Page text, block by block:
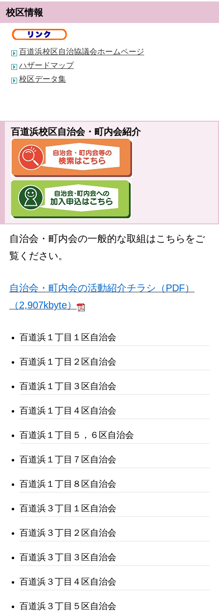
校区情報
百道浜校区自治協議会ホームページ
ハザードマップ
校区データ集
百道浜校区自治会・町内会紹介
自治会・町内会の一般的な取組はこちらをご
覧ください。
自治会・町内会の活動紹介チラシ（PDF）
（2,907kbyte）
百道浜１丁目１区自治会
百道浜１丁目２区自治会
百道浜１丁目３区自治会
百道浜１丁目４区自治会
百道浜１丁目５，６区自治会
百道浜１丁目７区自治会
百道浜１丁目８区自治会
百道浜３丁目１区自治会
百道浜３丁目２区自治会
百道浜３丁目３区自治会
百道浜３丁目４区自治会
百道浜３丁目５区自治会